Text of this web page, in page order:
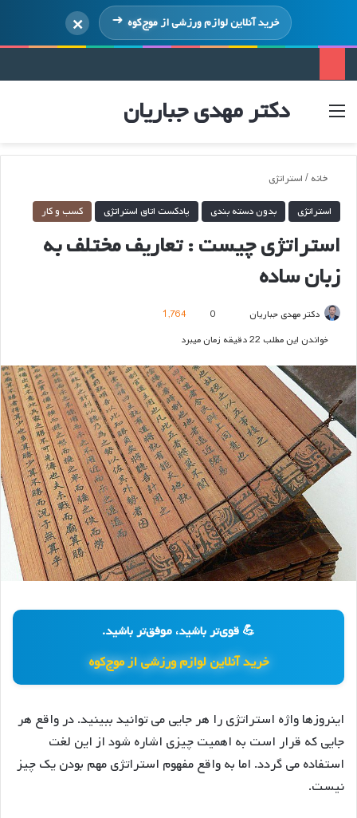
خرید آنلاین لوازم ورزشی ازموج‌کوه ×
دکتر مهدی جباریان منو ورود
خانه / استراتژی
استراتژی بدون دسته بندی پادکست اتاق استراتژی کسب و کار
استراتژی چیست : تعاریف مختلف به
زبان ساده
دکتر مهدی جباریان
ارسال0
1,764
خواندن این مطلب 22 دقیقه زمان میبرد
💪 قوی‌تر باشید، موفق‌تر باشید.
خرید آنلاین لوازم ورزشی از موج‌کوه
اینروزها واژه استراتژی را هر جایی می توانید ببینید. در واقع هر
جایی که قرار است به اهمیت چیزی اشاره شود از این لغت
استفاده می گردد. اما به واقع مفهوم استراتژی مهم بودن یک چیز
نیست.